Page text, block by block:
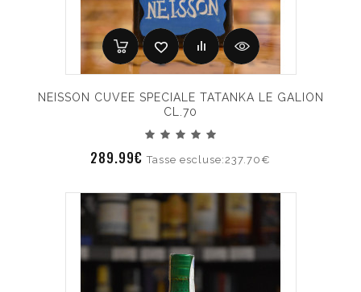
NEISSON CUVEE SPECIALE TATANKA LE GALION
CL.70
289.99€Tasse escluse:237.70€